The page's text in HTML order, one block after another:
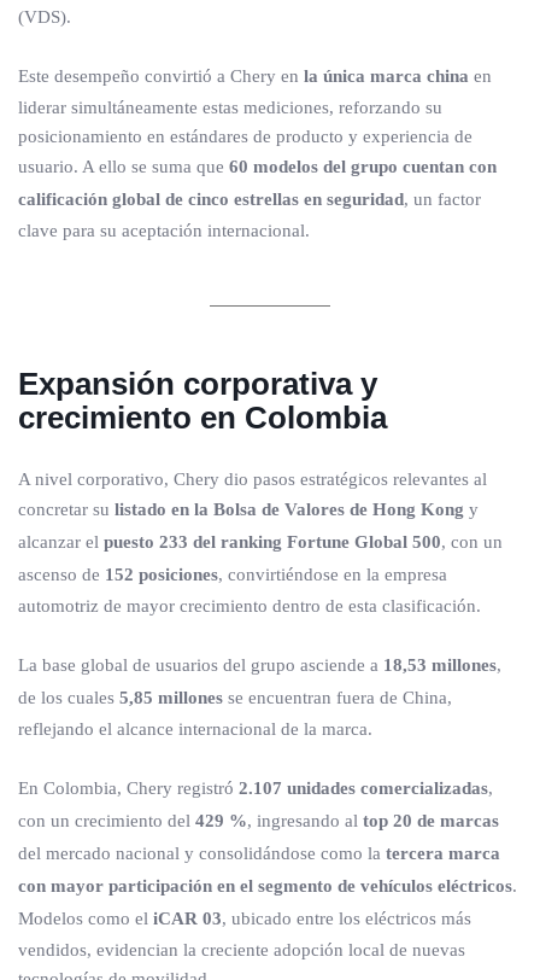
(VDS).
Este desempeño convirtió a Chery en la única marca china en
liderar simultáneamente estas mediciones, reforzando su
posicionamiento en estándares de producto y experiencia de
usuario. A ello se suma que 60 modelos del grupo cuentan con
calificación global de cinco estrellas en seguridad, un factor
clave para su aceptación internacional.
Expansión corporativa y
crecimiento en Colombia
A nivel corporativo, Chery dio pasos estratégicos relevantes al
concretar su listado en la Bolsa de Valores de Hong Kong y
alcanzar el puesto 233 del ranking Fortune Global 500, con un
ascenso de 152 posiciones, convirtiéndose en la empresa
automotriz de mayor crecimiento dentro de esta clasificación.
La base global de usuarios del grupo asciende a 18,53 millones,
de los cuales 5,85 millones se encuentran fuera de China,
reflejando el alcance internacional de la marca.
En Colombia, Chery registró 2.107 unidades comercializadas,
con un crecimiento del 429 %, ingresando al top 20 de marcas
del mercado nacional y consolidándose como la tercera marca
con mayor participación en el segmento de vehículos eléctricos.
Modelos como el iCAR 03, ubicado entre los eléctricos más
vendidos, evidencian la creciente adopción local de nuevas